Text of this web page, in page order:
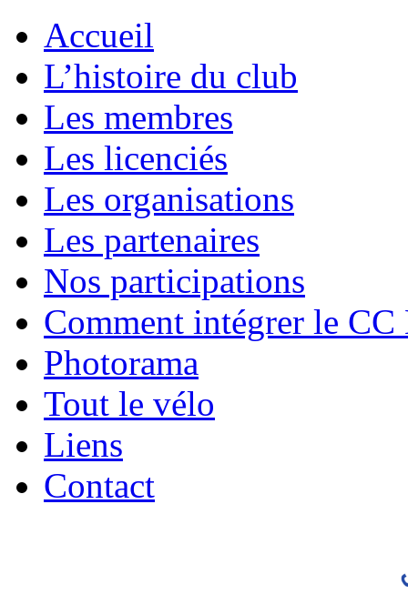
Accueil
L’histoire du club
Les membres
Les licenciés
Les organisations
Les partenaires
Nos participations
Comment intégrer le
Photorama
Tout le vélo
Liens
Contact